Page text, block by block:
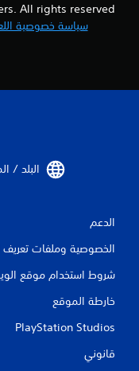
All rights reserved.
سياسة خصوصية
البلد /
الدعم
الخصوصية وملفات تعريف
شروط استخدام موقع
خارطة الموقع
PlayStation Studios
قانوني